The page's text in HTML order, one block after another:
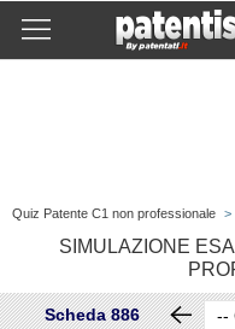
Quiz Patente C1 non professionale >
SIMULAZIONE
Scheda 886